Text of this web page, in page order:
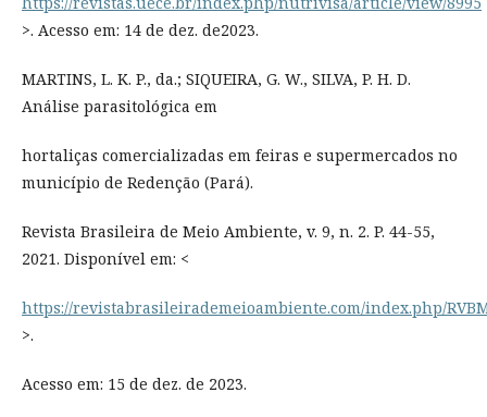
>. Acesso em: 14 de dez. de2023.
MARTINS, L. K. P., da.; SIQUEIRA, G. W., SILVA, P. H. D.
Análise parasitológica em
hortaliças comercializadas em feiras e supermercados no
município de Redenção (Pará).
Revista Brasileira de Meio Ambiente, v. 9, n. 2. P. 44-55,
2021. Disponível em: <
https://revistabrasileirademeioambiente.com/index.php/
>.
Acesso em: 15 de dez. de 2023.